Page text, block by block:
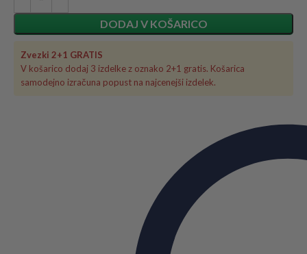
DODAJ V KOŠARICO
Zvezki 2+1 GRATIS
V košarico dodaj 3 izdelke z oznako 2+1 gratis. Košarica
samodejno izračuna popust na najcenejši izdelek.